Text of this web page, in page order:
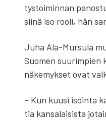
tys­toi­min­nan
sii­nä iso roo­li, hän
Juha Ala-Mur­su­la
Suo­men suu­rim­pien
näke­myk­set ovat
– Kun kuusi isoin­ta
tia kan­sa­lai­sis­ta